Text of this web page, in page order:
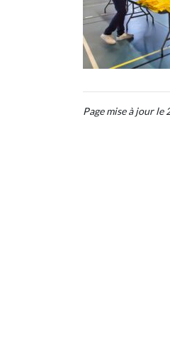
Page mise à jour le